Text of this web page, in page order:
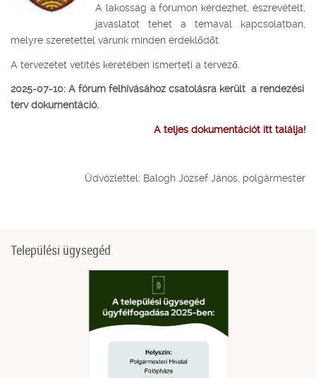
A lakosság a fórumon kérdezhet, észrevételt,
javaslatot tehet a témával kapcsolatban,
melyre szeretettel várunk minden érdeklődőt.
A tervezetet vetítés keretében ismerteti a tervező.
2025-07-10: A fórum felhívásához csatolásra került a rendezési
terv dokumentáció.
A teljes dokumentációt itt találja!
Üdvözlettel: Balogh József János, polgármester
Települési ügysegéd